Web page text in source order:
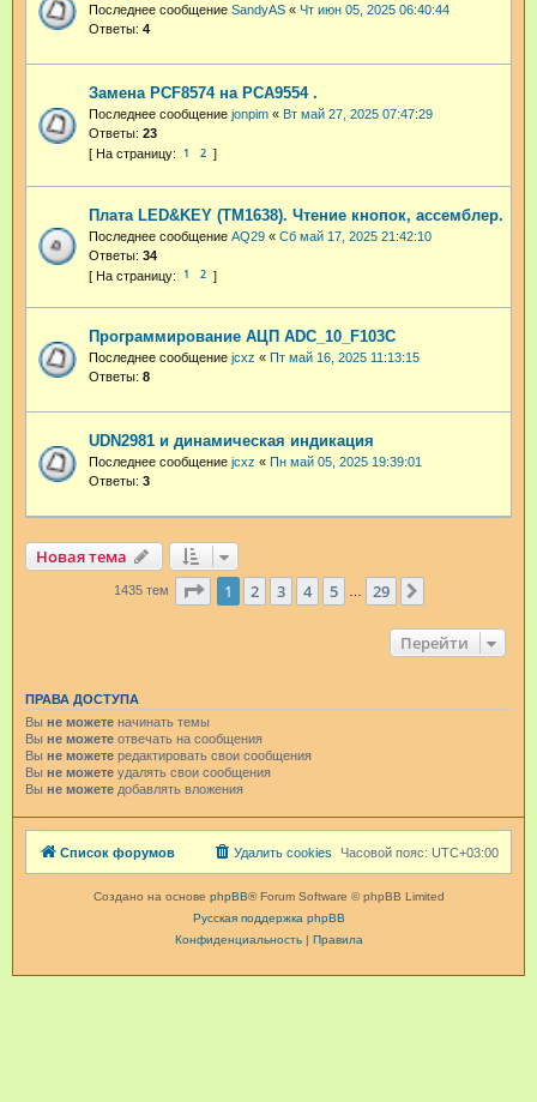
Последнее сообщение SandyAS « Чт июн 05, 2025 06:40:44
Ответы: 4
Замена PCF8574 на PCA9554 .
Последнее сообщение jonpim « Вт май 27, 2025 07:47:29
Ответы: 23
1 2
Плата LED&KEY (TM1638). Чтение кнопок, ассемблер.
Последнее сообщение AQ29 « Сб май 17, 2025 21:42:10
Ответы: 34
1 2
Программирование АЦП ADC_10_F103C
Последнее сообщение jcxz « Пт май 16, 2025 11:13:15
Ответы: 8
UDN2981 и динамическая индикация
Последнее сообщение jcxz « Пн май 05, 2025 19:39:01
Ответы: 3
Новая тема
1435 тем Страница из 29
1 2 3 4 5 29
Перейти
ПРАВА ДОСТУПА
Вы не можете начинать темы
Вы не можете отвечать на сообщения
Вы не можете редактировать свои сообщения
Вы не можете удалять свои сообщения
Вы не можете добавлять вложения
Список форумов Часовой пояс: UTC+03:00
Удалить cookies
Создано на основе phpBB® Forum Software © phpBB Limited
Русская поддержка phpBB
Конфиденциальность| Правила